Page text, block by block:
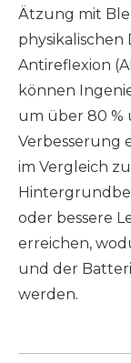
Ätzung mit
Antireflexion
können
um über 80 %
Verbesserung
im Vergleich
oder bessere
erreichen,
und der
werden.